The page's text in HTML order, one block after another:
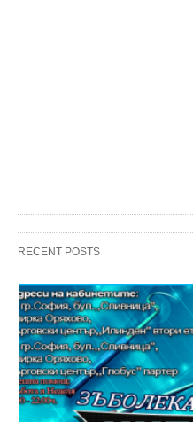
RECENT POSTS